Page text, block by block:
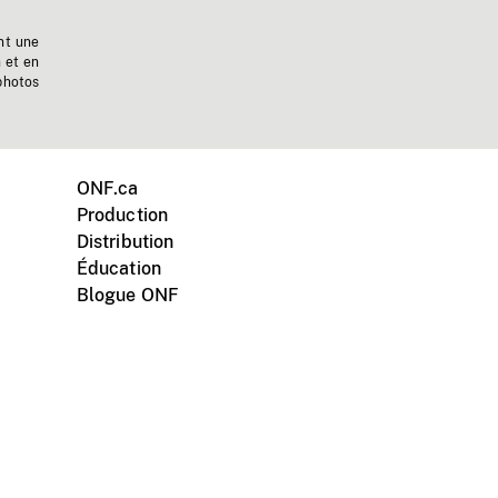
une
et en
ONF.ca
Production
Distribution
Éducation
Blogue ONF